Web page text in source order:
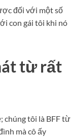
đối với một số
con gái tôi khi nó
từ rất
chúng tôi là BFF từ
mà cô ấy